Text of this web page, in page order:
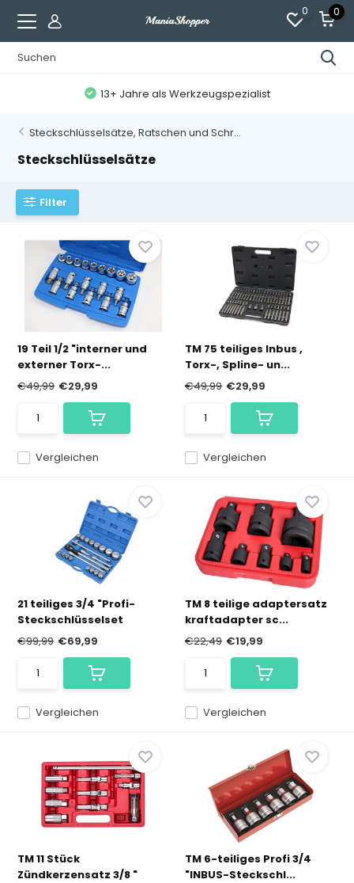
0 0
13+ Jahre als Werkzeugspezialist
Steckschlüsselsätze, Ratschen und Schr...
Steckschlüsselsätze
Filter
19 Teil 1/2 "interner und
externer Torx-...
Vergleichen
€49,99 €29,99
TM 75 teiliges Inbus ,
Torx-, Spline- un...
Vergleichen
€49,99 €29,99
21 teiliges 3/4 "Profi-
Steckschlüsselset
Vergleichen
€99,99 €69,99
TM 8 teilige adaptersatz
kraftadapter sc...
Vergleichen
€22,49 €19,99
TM 11 Stück
Zündkerzensatz 3/8 "
TM 6-teiliges Profi 3/4
"INBUS-Steckschl...